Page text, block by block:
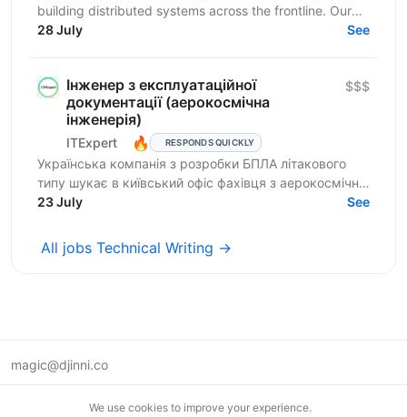
building distributed systems across the frontline. Our
products are mission-critical, deeply technical...
28 July See
Інженер з експлуатаційної
документації (аерокосмічна
інженерія)
ITExpert 🔥 RESPONDS QUICKLY
$$$
Українська компанія з розробки БПЛА літакового
типу шукає в київський офіс фахівця з аерокосмічної
інженерії на позицію інженера з експлуатаційної...
23 July See
All jobs Technical Writing →
magic@djinni.co
We use cookies to improve your experience.